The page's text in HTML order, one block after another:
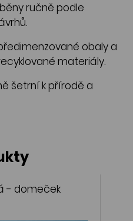
ručně podle
obaly a
materiály.
šetrní k přírodě a
- domeček